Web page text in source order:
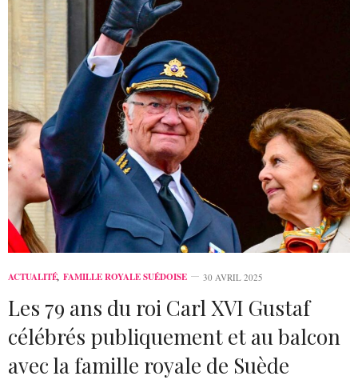
ACTUALITÉ, FAMILLE ROYALE SUÉDOISE 30 AVRIL 2025
Les 79 ans du roi Carl XVI Gustaf
célébrés publiquement et au balcon
avec la famille royale de Suède